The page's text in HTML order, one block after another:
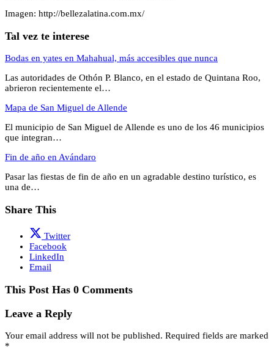
Imagen: http://bellezalatina.com.mx/
Tal vez te interese
Bodas en yates en Mahahual, más accesibles que nunca
Las autoridades de Othón P. Blanco, en el estado de Quintana Roo,
abrieron recientemente el…
Mapa de San Miguel de Allende
El municipio de San Miguel de Allende es uno de los 46 municipios
que integran…
Fin de año en Avándaro
Pasar las fiestas de fin de año en un agradable destino turístico, es
una de…
Share This
Twitter
Facebook
LinkedIn
Email
This Post Has 0 Comments
Leave a Reply
Your email address will not be published. Required fields are marked
*